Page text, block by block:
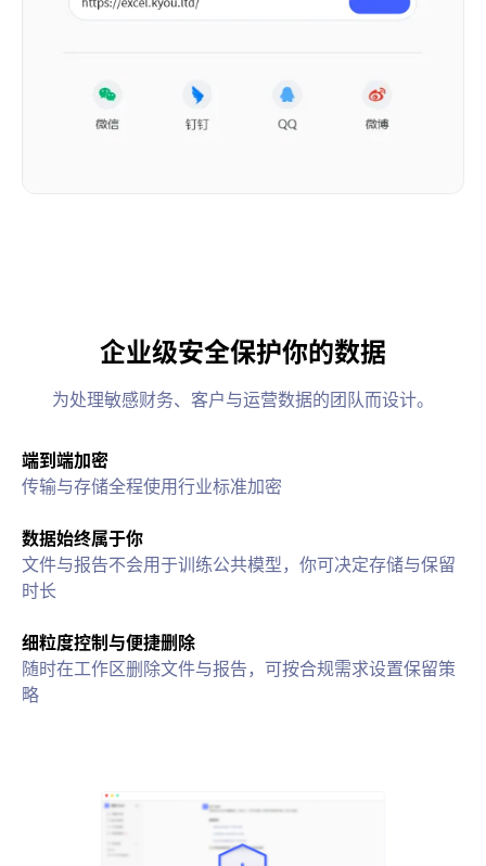
企业级安全保护你的数据
为处理敏感财务、客户与运营数据的团队而设计。
端到端加密
传输与存储全程使用行业标准加密
数据始终属于你
文件与报告不会用于训练公共模型，你可决定存储与保留
时长
细粒度控制与便捷删除
随时在工作区删除文件与报告，可按合规需求设置保留策
略